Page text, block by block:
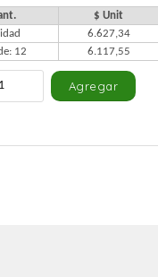
$ Unit
6.627,34
12
6.117,55